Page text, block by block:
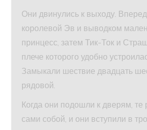
Они двинулись к выходу.
королевой Эв и выводком
принцесс, затем Тик-Ток и
плече которого удобно
Замыкали шествие двадцать
рядовой.
Когда они подошли к дверям, те
сами собой, и они вступили в